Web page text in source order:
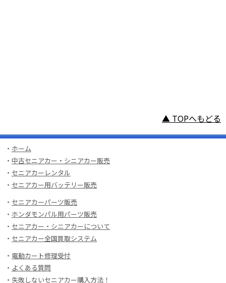
▲ TOPへもどる
・ ホーム
・ 中古セニアカー・シニアカー販売
・ セニアカーレンタル
・ セニアカー用バッテリー販売
・ セニアカーパーツ販売
・ ホンダモンパル用パーツ販売
・ セニアカー・シニアカーについて
・ セニアカー全国買取システム
・ 電動カート修理受付
・ よくある質問
・ 失敗しないセニアカー購入方法！